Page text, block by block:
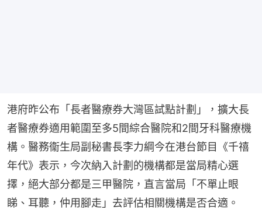
港府昨公布「長者醫療券大灣區試點計劃」，擴大長
者醫療券適用範圍至多5間綜合醫院和2間牙科醫療機
構。醫務衞生局副秘書長李力綱今在港台節目《千禧
年代》表示，今次納入計劃的機構都是當局精心選
擇，絕大部分都是三甲醫院，直言當局「不單止眼
睇、耳聽，仲用腳走」去評估相關機構是否合適。